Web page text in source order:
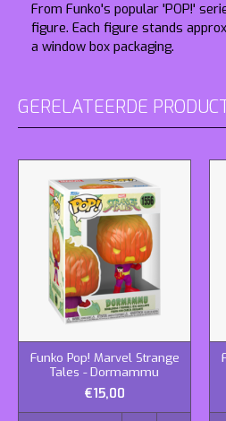
From Funko's popular 'POP!'
figure. Each figure stands
a window box packaging.
GERELATEERDE
Funko Pop! Marvel Strange
Tales - Dormammu
€15,00